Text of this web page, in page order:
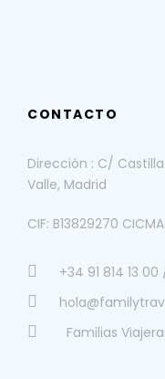
CONTACTO
Dirección : C/ Castilla
Valle, Madrid
CIF: B13829270
+34 91 814 13
Familias